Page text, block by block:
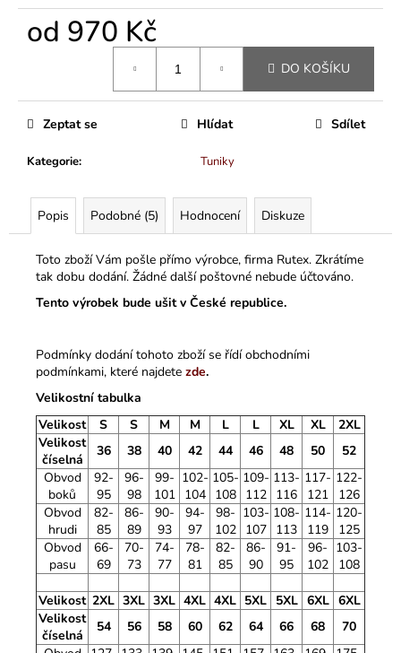
od 970 Kč
DO KOŠÍKU
Kategorie: Tuniky
Zeptat se Hlídat Sdílet
Popis Podobné (5) Hodnocení Diskuze
Toto zboží Vám pošle přímo výrobce, firma Rutex. Zkrátíme
tak dobu dodání. Žádné další poštovné nebude účtováno.
Tento výrobek bude ušit v České republice.
Podmínky dodání tohoto zboží se řídí obchodními
podmínkami, které najdete zde.
Velikostní tabulka
Velikost
S S M M L L XL XL
2XL
Velikost
číselná
36 38 40 42 44 46 48 50
52
Obvod
boků
92-
95
96-
98
99-
101
102-
104
105-
108
109-
112
113-
116
117-
121
122-
126
Obvod
hrudi
82-
85
86-
89
90-
93
94-
97
98-
102
103-
107
108-
113
114-
119
120-
125
Obvod
pasu
66-
69
70-
73
74-
77
78-
81
82-
85
86-
90
91-
95
96-
102
103-
108
Velikost 2XL 3XL 3XL 4XL 4XL 5XL 5XL 6XL 6XL
Velikost
číselná
54 56 58 60 62 64 66 68
70